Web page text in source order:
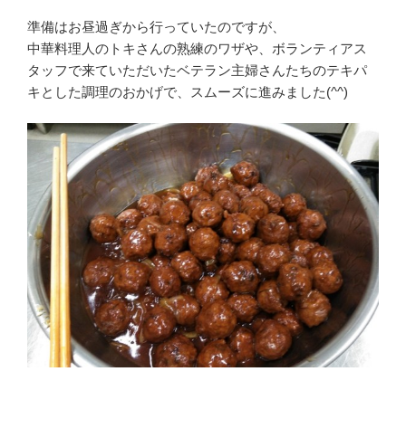
準備はお昼過ぎから行っていたのですが、
中華料理人のトキさんの熟練のワザや、ボランティアス
タッフで来ていただいたベテラン主婦さんたちのテキパ
キとした調理のおかげで、スムーズに進みました(^^)